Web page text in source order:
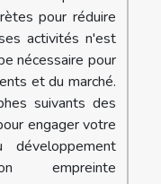
pour réduire
activités n'est
nécessaire pour
et du marché.
suivants des
engager votre
empreinte